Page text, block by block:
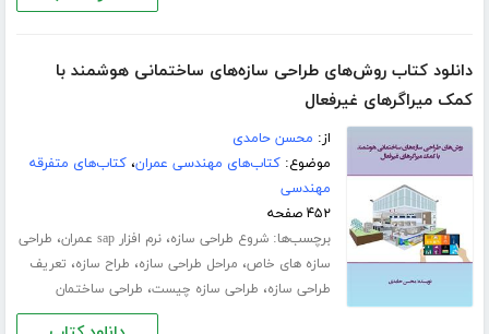
دانلود کتاب روش‌های طراحی سازه‌های ساختمانی هوشمند با
کمک میراگرهای غیرفعال
از: محسن حامدی
موضوع:کتاب‌های مهندسی عمران،کتاب‌های متفرقه
مهندسی
۴۵۲ صفحه
برچسب‌ها:شروع طراحی سازه،نرم افزار sap عمران ، طراحی
سازه های خاص، مراحل طراحی سازه، طراح سازه، تعریف
طراحی سازه، طراحی سازه چیست، طراحی ساختمان